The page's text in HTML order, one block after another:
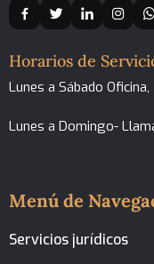
Horarios de
Lunes a Sábado
Lunes a Domingo-
Menú de
Servicios jurídicos